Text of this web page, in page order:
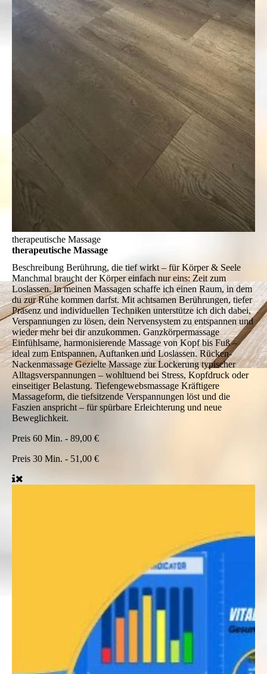
therapeutische Massage
therapeutische Massage
Beschreibung Berührung, die tief wirkt – für Körper & Seele
Manchmal braucht der Körper einfach nur eins: Zeit zum
Loslassen. In meinen Massagen schaffe ich einen Raum, in dem
du zur Ruhe kommen darfst. Mit achtsamen Berührungen, tiefer
Präsenz und individuellen Techniken unterstütze ich dich dabei,
Verspannungen zu lösen, dein Nervensystem zu entspannen und
wieder mehr bei dir anzukommen. Ganzkörpermassage
Einfühlsame, harmonisierende Massage von Kopf bis Fuß –
ideal zum Entspannen, Auftanken und Loslassen. Rücken-
Nackenmassage Gezielte Massage zur Lockerung typischer
Alltagsverspannungen – wohltuend bei Stress, Kopfdruck oder
einseitiger Belastung. Tiefengewebsmassage Kräftigere
Massageform, die tiefsitzende Verspannungen löst und die
Faszien anspricht – für spürbare Erleichterung und neue
Beweglichkeit.
Preis 60 Min. - 89,00 €
Preis 30 Min. - 51,00 €